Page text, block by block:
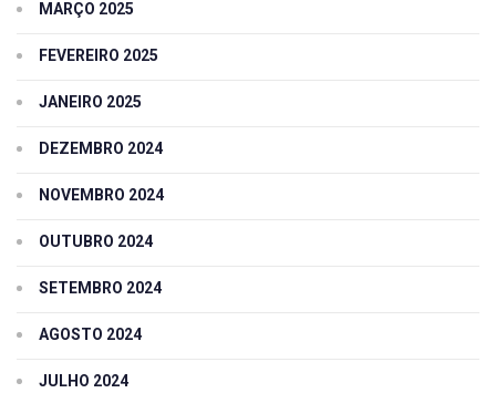
MARÇO 2025
FEVEREIRO 2025
JANEIRO 2025
DEZEMBRO 2024
NOVEMBRO 2024
OUTUBRO 2024
SETEMBRO 2024
AGOSTO 2024
JULHO 2024